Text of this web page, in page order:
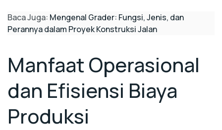
Baca Juga: Mengenal Grader: Fungsi, Jenis, dan
Perannya dalam Proyek Konstruksi Jalan
Manfaat Operasional
dan Efisiensi Biaya
Produksi